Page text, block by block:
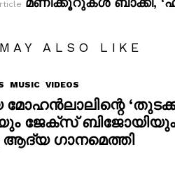
ALSO LIKE
MUSIC VIDEOS
മോഹൻലാലിന്റെ
ജേക്സ് ബിജോയിയും
ആദ്യ ഗാനമെത്തി